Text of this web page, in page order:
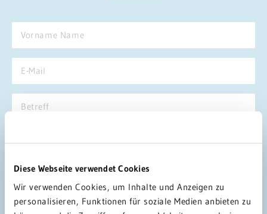
Diese Webseite verwendet Cookies
Wir verwenden Cookies, um Inhalte und Anzeigen zu
personalisieren, Funktionen für soziale Medien anbieten zu